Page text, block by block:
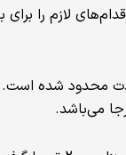
لازم را برای
محدود شده است.
می‌باشد.